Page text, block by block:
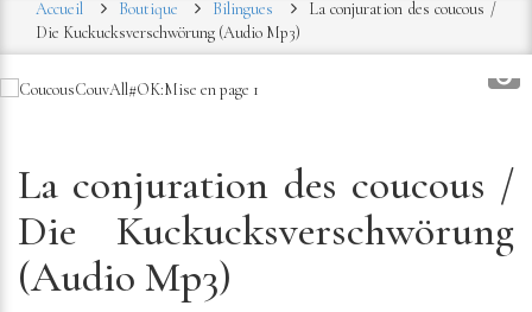
Accueil Boutique Bilingues
La conjuration des coucous /
Die Kuckucksverschwörung (Audio Mp3)
La conjuration des coucous /
Die Kuckucksverschwörung
(Audio Mp3)